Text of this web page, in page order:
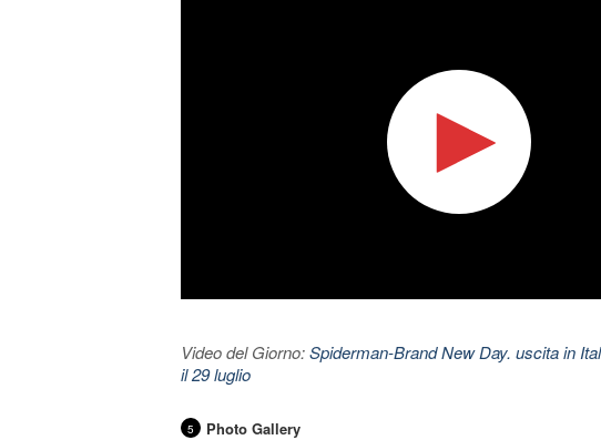
Video del Giorno:Spiderman-Brand New Day. uscita in
il 29 luglio
5 Photo Gallery